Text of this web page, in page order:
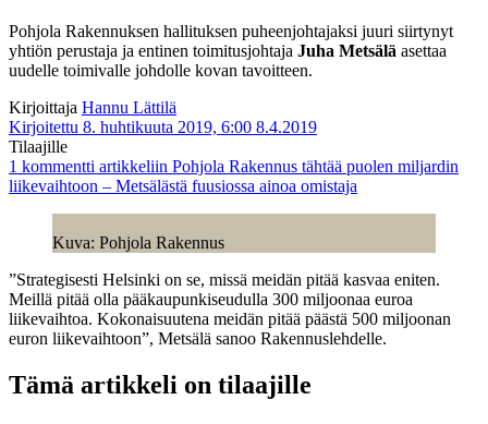
Pohjola Rakennuksen hallituksen puheenjohtajaksi juuri siirtynyt
yhtiön perustaja ja entinen toimitusjohtaja Juha Metsälä asettaa
uudelle toimivalle johdolle kovan tavoitteen.
Kirjoittaja Hannu Lättilä
Kirjoitettu 8. huhtikuuta 2019, 6:00 8.4.2019
Tilaajille
1 kommentti artikkeliin Pohjola Rakennus tähtää puolen miljardin
liikevaihtoon – Metsälästä fuusiossa ainoa omistaja
Kuva: Pohjola Rakennus
”Strategisesti Helsinki on se, missä meidän pitää kasvaa eniten.
Meillä pitää olla pääkaupunkiseudulla 300 miljoonaa euroa
liikevaihtoa. Kokonaisuutena meidän pitää päästä 500 miljoonan
euron liikevaihtoon”, Metsälä sanoo Rakennuslehdelle.
Tämä artikkeli on tilaajille